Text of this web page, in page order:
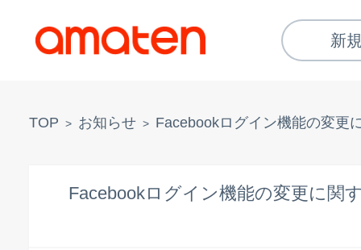
新
TOP > お知らせ > Facebookログイン機能の変更
Facebookログイン機能の変更に関